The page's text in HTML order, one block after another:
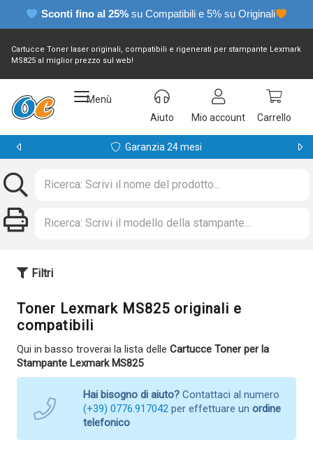
Sconti fino al 25% su Compatibili e 5% su Originali
Cartucce Toner laser originali, compatibili e rigenerati per stampante Lexmark
MS825 al miglior prezzo sul web!
Menù
Aiuto
Mio account Carrello
Garanzia 24 mesi
Filtri
Toner Lexmark MS825 originali e
compatibili
Qui in basso troverai la lista delle Cartucce Toner per la
Stampante Lexmark MS825
Hai bisogno di aiuto? Contattaci al numero
(+39) 0776.917042 per effettuare un ordine
telefonico